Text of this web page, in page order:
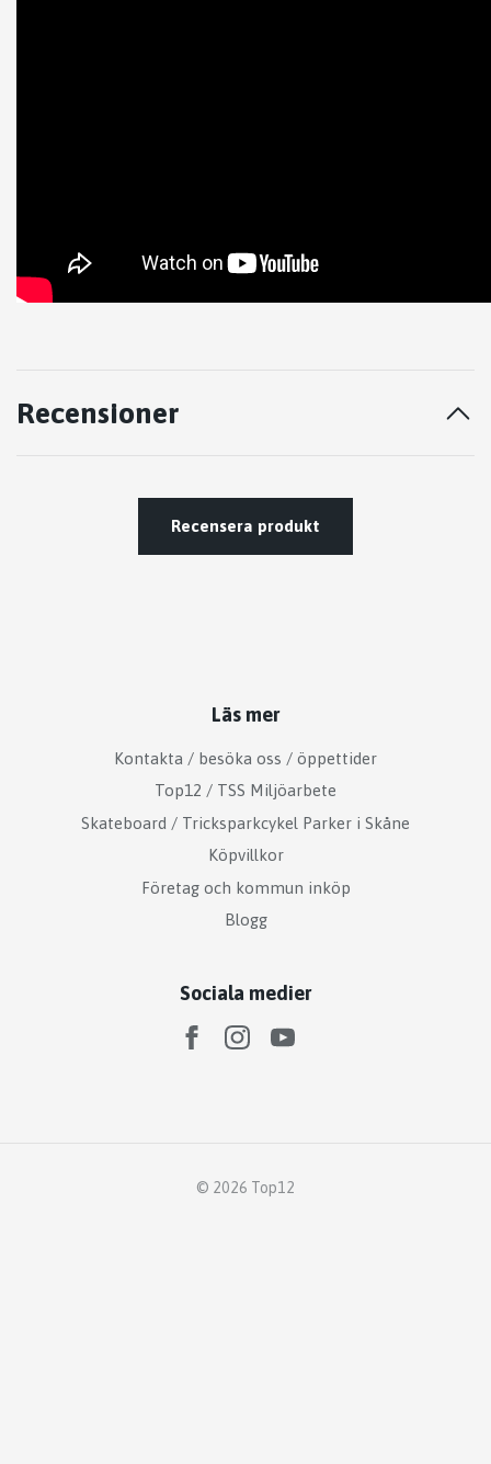
Recensioner
Recensera produkt
Läs mer
Kontakta / besöka oss / öppettider
Top12 / TSS Miljöarbete
Skateboard / Tricksparkcykel Parker i Skåne
Köpvillkor
Företag och kommun inköp
Blogg
Sociala medier
© 2026 Top12